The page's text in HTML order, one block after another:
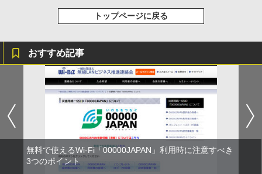
トップページに戻る
おすすめ記事
無料で使えるWi-Fi「00000JAPAN」利用時に注意すべき
3つのポイント